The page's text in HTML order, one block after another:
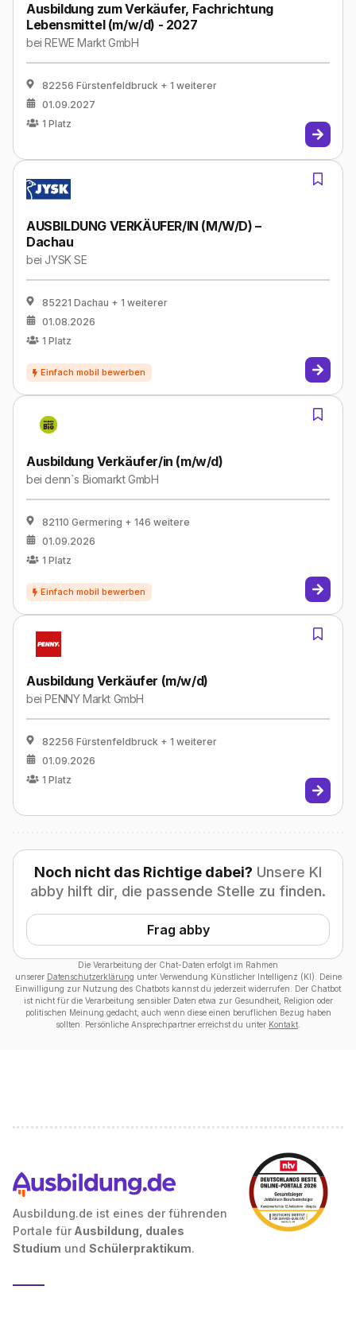
Ausbildung zum Verkäufer, Fachrichtung
Lebensmittel (m/w/d) - 2027
beiREWE Markt GmbH
82256 Fürstenfeldbruck + 1 weiterer
01.09.2027
1 Platz
AUSBILDUNG VERKÄUFER/IN (M/W/D) –
Dachau
bei JYSK SE
85221 Dachau + 1 weiterer
01.08.2026
1 Platz
Ausbildung Verkäufer/in (m/w/d)
beidenn`s Biomarkt GmbH
82110 Germering + 146 weitere
01.09.2026
1 Platz
Ausbildung Verkäufer (m/w/d)
beiPENNY Markt GmbH
82256 Fürstenfeldbruck + 1 weiterer
01.09.2026
1 Platz
Noch nicht das Richtige dabei? Unsere KI
abby hilft dir, die passende Stelle zu finden.
Frag abby
Die Verarbeitung der Chat-Daten erfolgt im Rahmen
unserer Datenschutzerklärung unter Verwendung Künstlicher Intelligenz (KI). Deine
Einwilligung zur Nutzung des Chatbots kannst du jederzeit widerrufen. Der Chatbot
ist nicht für die Verarbeitung sensibler Daten etwa zur Gesundheit, Religion oder
politischen Meinung gedacht, auch wenn diese einen beruflichen Bezug haben
sollten. Persönliche Ansprechpartner erreichst du unter Kontakt
Ausbildung.de ist eines der führenden
Portale für Ausbildung, duales
Studium und Schülerpraktikum.